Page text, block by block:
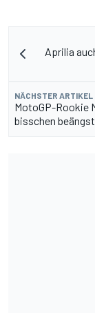
Aprilia
NÄCHSTER ARTIKEL
MotoGP-Rookie
bisschen